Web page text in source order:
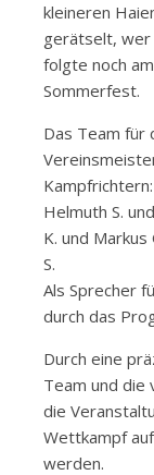
kleineren
gerätselt, wer
folgte noch
Sommerfest.
Das Team für
Helmuth S.
K. und
S.
Als Sprecher
durch das
Durch eine
Team und die
die
Wettkampf
werden.